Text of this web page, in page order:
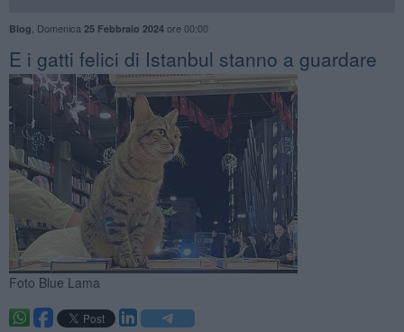
Blog Domenica 25 Febbraio 2024ore 00:00
E i gatti felici di Istanbul stanno a guardare
Foto Blue Lama